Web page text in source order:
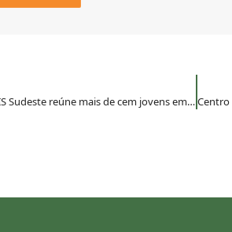
Encontro MAGIS Sudeste reúne mais de cem jovens em Belo Horizonte (MG)